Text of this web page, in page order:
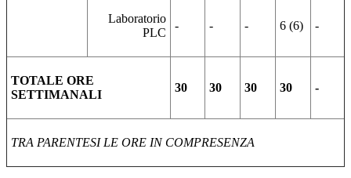
Laboratorio
PLC
- - - 6 (6) -
TOTALE ORE
SETTIMANALI
30 30 30 30 -
TRA PARENTESI LE ORE IN COMPRESENZA